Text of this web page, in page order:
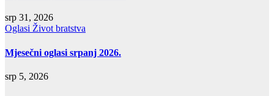
srp 31, 2026
Oglasi Život bratstva
Mjesečni oglasi srpanj 2026.
srp 5, 2026